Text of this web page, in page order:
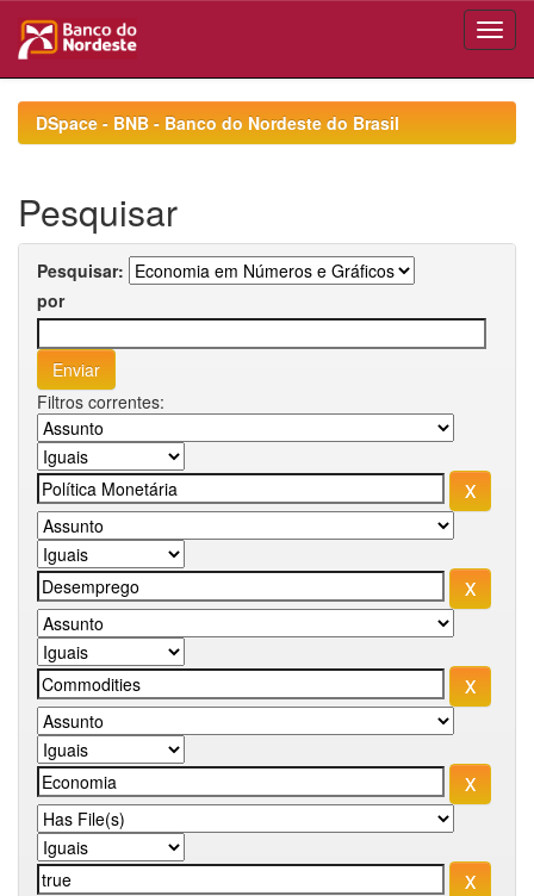
navigationDSpace - BNB - Banco do Nordeste do Brasil
Pesquisar
Pesquisar:
por
Filtros correntes: